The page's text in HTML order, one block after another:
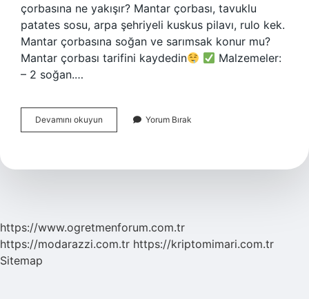
çorbasına ne yakışır? Mantar çorbası, tavuklu
patates sosu, arpa şehriyeli kuskus pilavı, rulo kek.
Mantar çorbasına soğan ve sarımsak konur mu?
Mantar çorbası tarifini kaydedin
Malzemeler:
– 2 soğan.…
Devamını okuyun
Çorbası
Baharatlar
Yorum Bırak
https://www.ogretmenforum.com.tr
https://modarazzi.com.tr https://kriptomimari.com.tr
Sitemap